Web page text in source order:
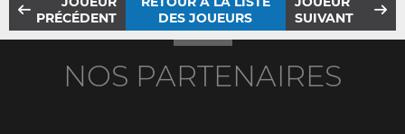
PRÉCÉDENT
DES JOUEURS
SUIVANT
NOS PARTENAIRES